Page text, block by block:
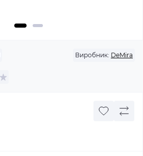
Виробник: DeMira